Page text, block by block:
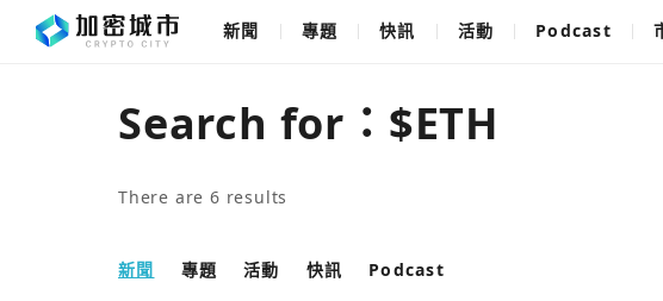
新聞 專題 快訊 活動 Podcast
Search for： $ETH
There are 6 results
新聞 專題 活動 快訊 Podcast